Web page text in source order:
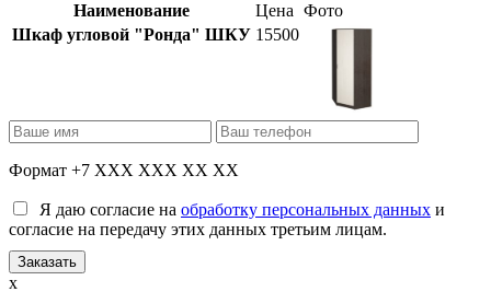
Наименование Цена Фото
Шкаф угловой "Ронда" ШКУ 15500
Формат +7 XXX XXX XX XX
Я даю согласие на обработку персональных данных и
согласие на передачу этих данных третьим лицам.
x